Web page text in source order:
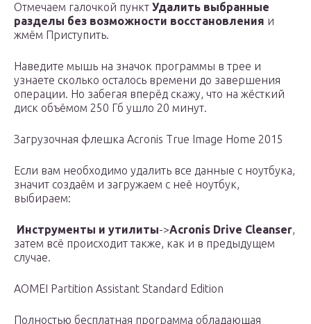
Отмечаем галочкой пункт Удалить выбранные
разделы без возможности восстановления и
жмём Приступить.
Наведите мышь на значок программы в трее и
узнаете сколько осталось времени до завершения
операции. Но забегая вперёд скажу, что на жёсткий
диск объёмом 250 Гб ушло 20 минут.
Загрузочная флешка Acronis True Image Home 2015
Если вам необходимо удалить все данные с ноутбука,
значит создаём и загружаем с неё ноутбук,
выбираем:
Инструменты и утилиты->Acronis Drive Cleanser,
затем всё происходит также, как и в предыдущем
случае.
AOMEI Partition Assistant Standard Edition
Полностью бесплатная программа обладающая